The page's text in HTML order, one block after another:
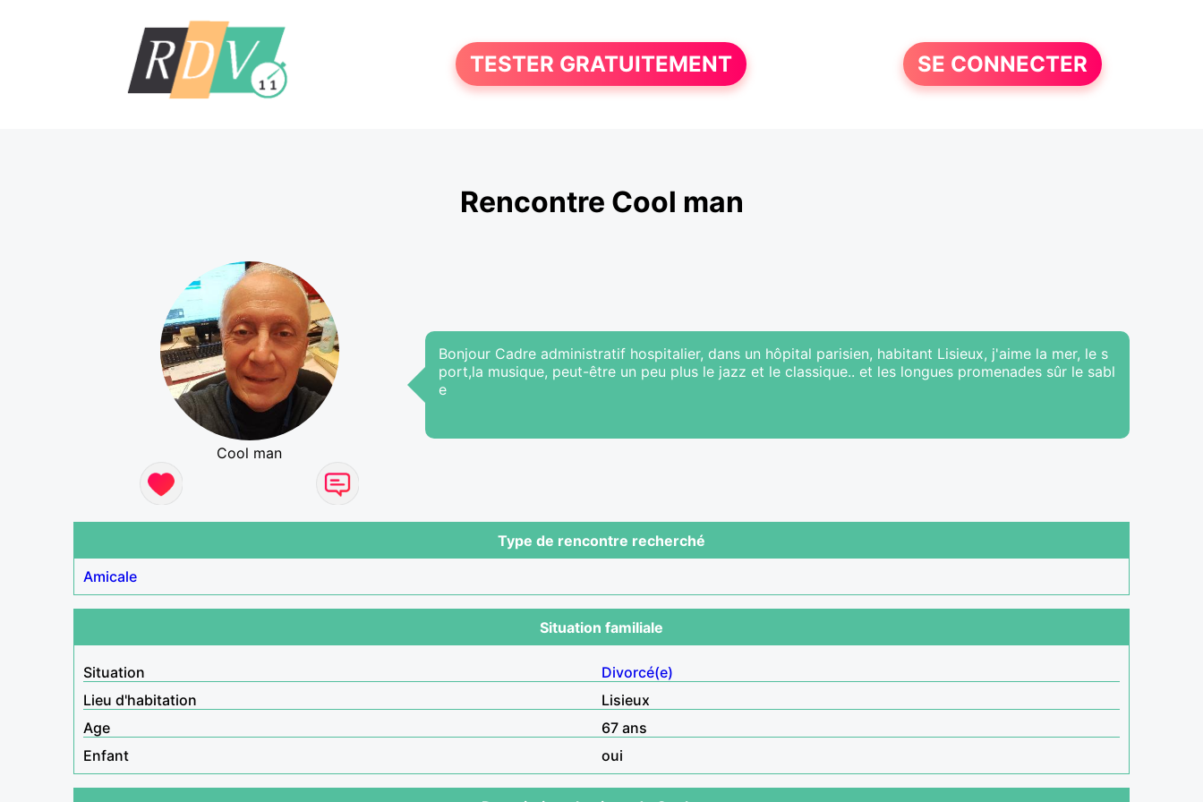
TESTER GRATUITEMENT SE CONNECTER
Rencontre Cool man
Cool man
Bonjour Cadre administratif hospitalier, dans un hôpital parisien, habitant Lisieux, j'aime la mer, le s
port,la musique, peut-être un peu plus le jazz et le classique.. et les longues promenades sûr le sabl
e
Type de rencontre recherché
Amicale
Situation familiale
Situation
Divorcé(e)
Lieu d'habitation
Lisieux
Age
67 ans
Enfant
oui